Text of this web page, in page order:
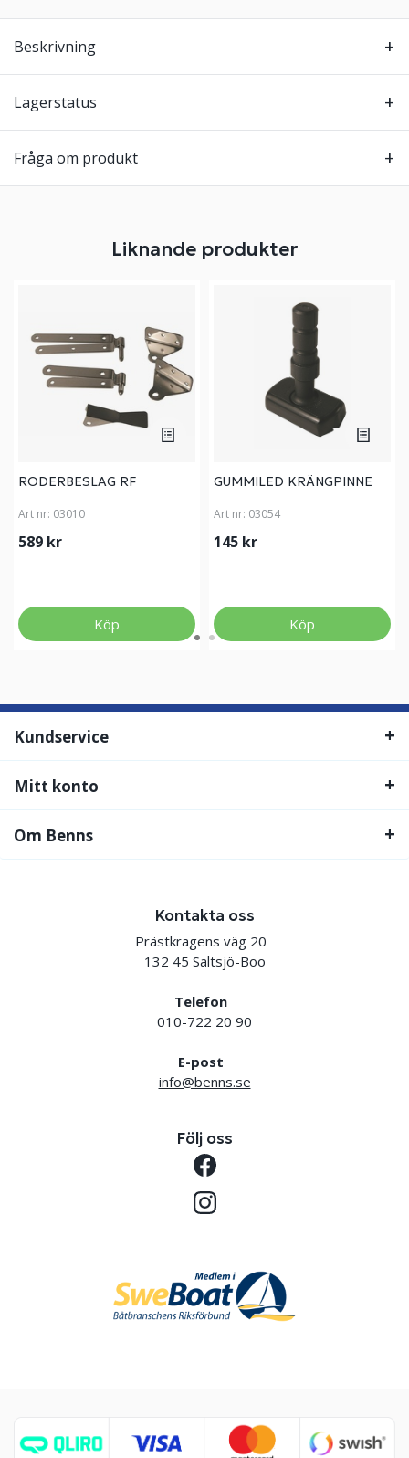
Beskrivning
Lagerstatus
Fråga om produkt
Liknande produkter
RODERBESLAG RF
Art nr: 03010
589 kr
Köp
GUMMILED KRÄNGPINNE
Art nr: 03054
145 kr
Köp
Kundservice
Mitt konto
Om Benns
Kontakta oss
Prästkragens väg 20
132 45 Saltsjö-Boo
Telefon
010-722 20 90
E-post
info@benns.se
Följ oss